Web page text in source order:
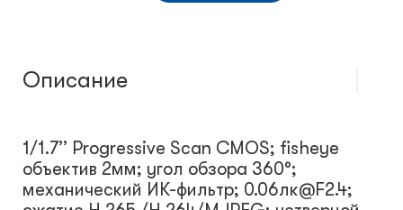
Описание
1/1.7’’ Progressive Scan CMOS; fisheye
объектив 2мм; угол обзора 360°;
механический ИК-фильтр; 0.06лк@F2.4;